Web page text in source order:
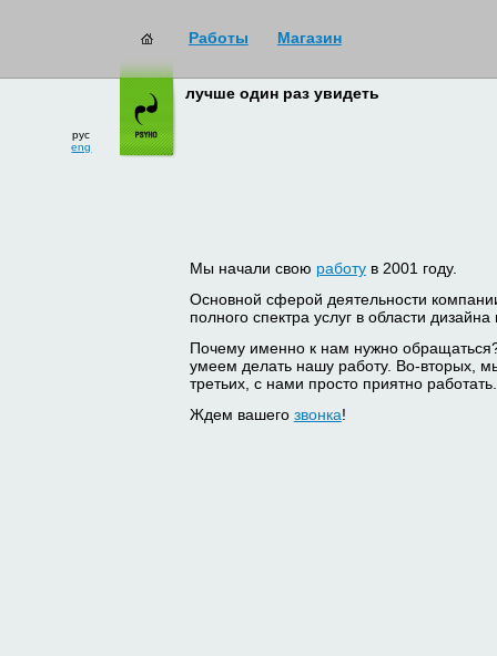
Работы Магазин
рус
eng
лучше один раз увидеть
Мы начали свою работув 2001 году.
Основной сферой деятельности
полного спектра услуг в области
Почему именно к нам нужно
умеем делать нашу работу. Во-вторых,
третьих, с нами просто приятно работать.
Ждем вашего звонка!